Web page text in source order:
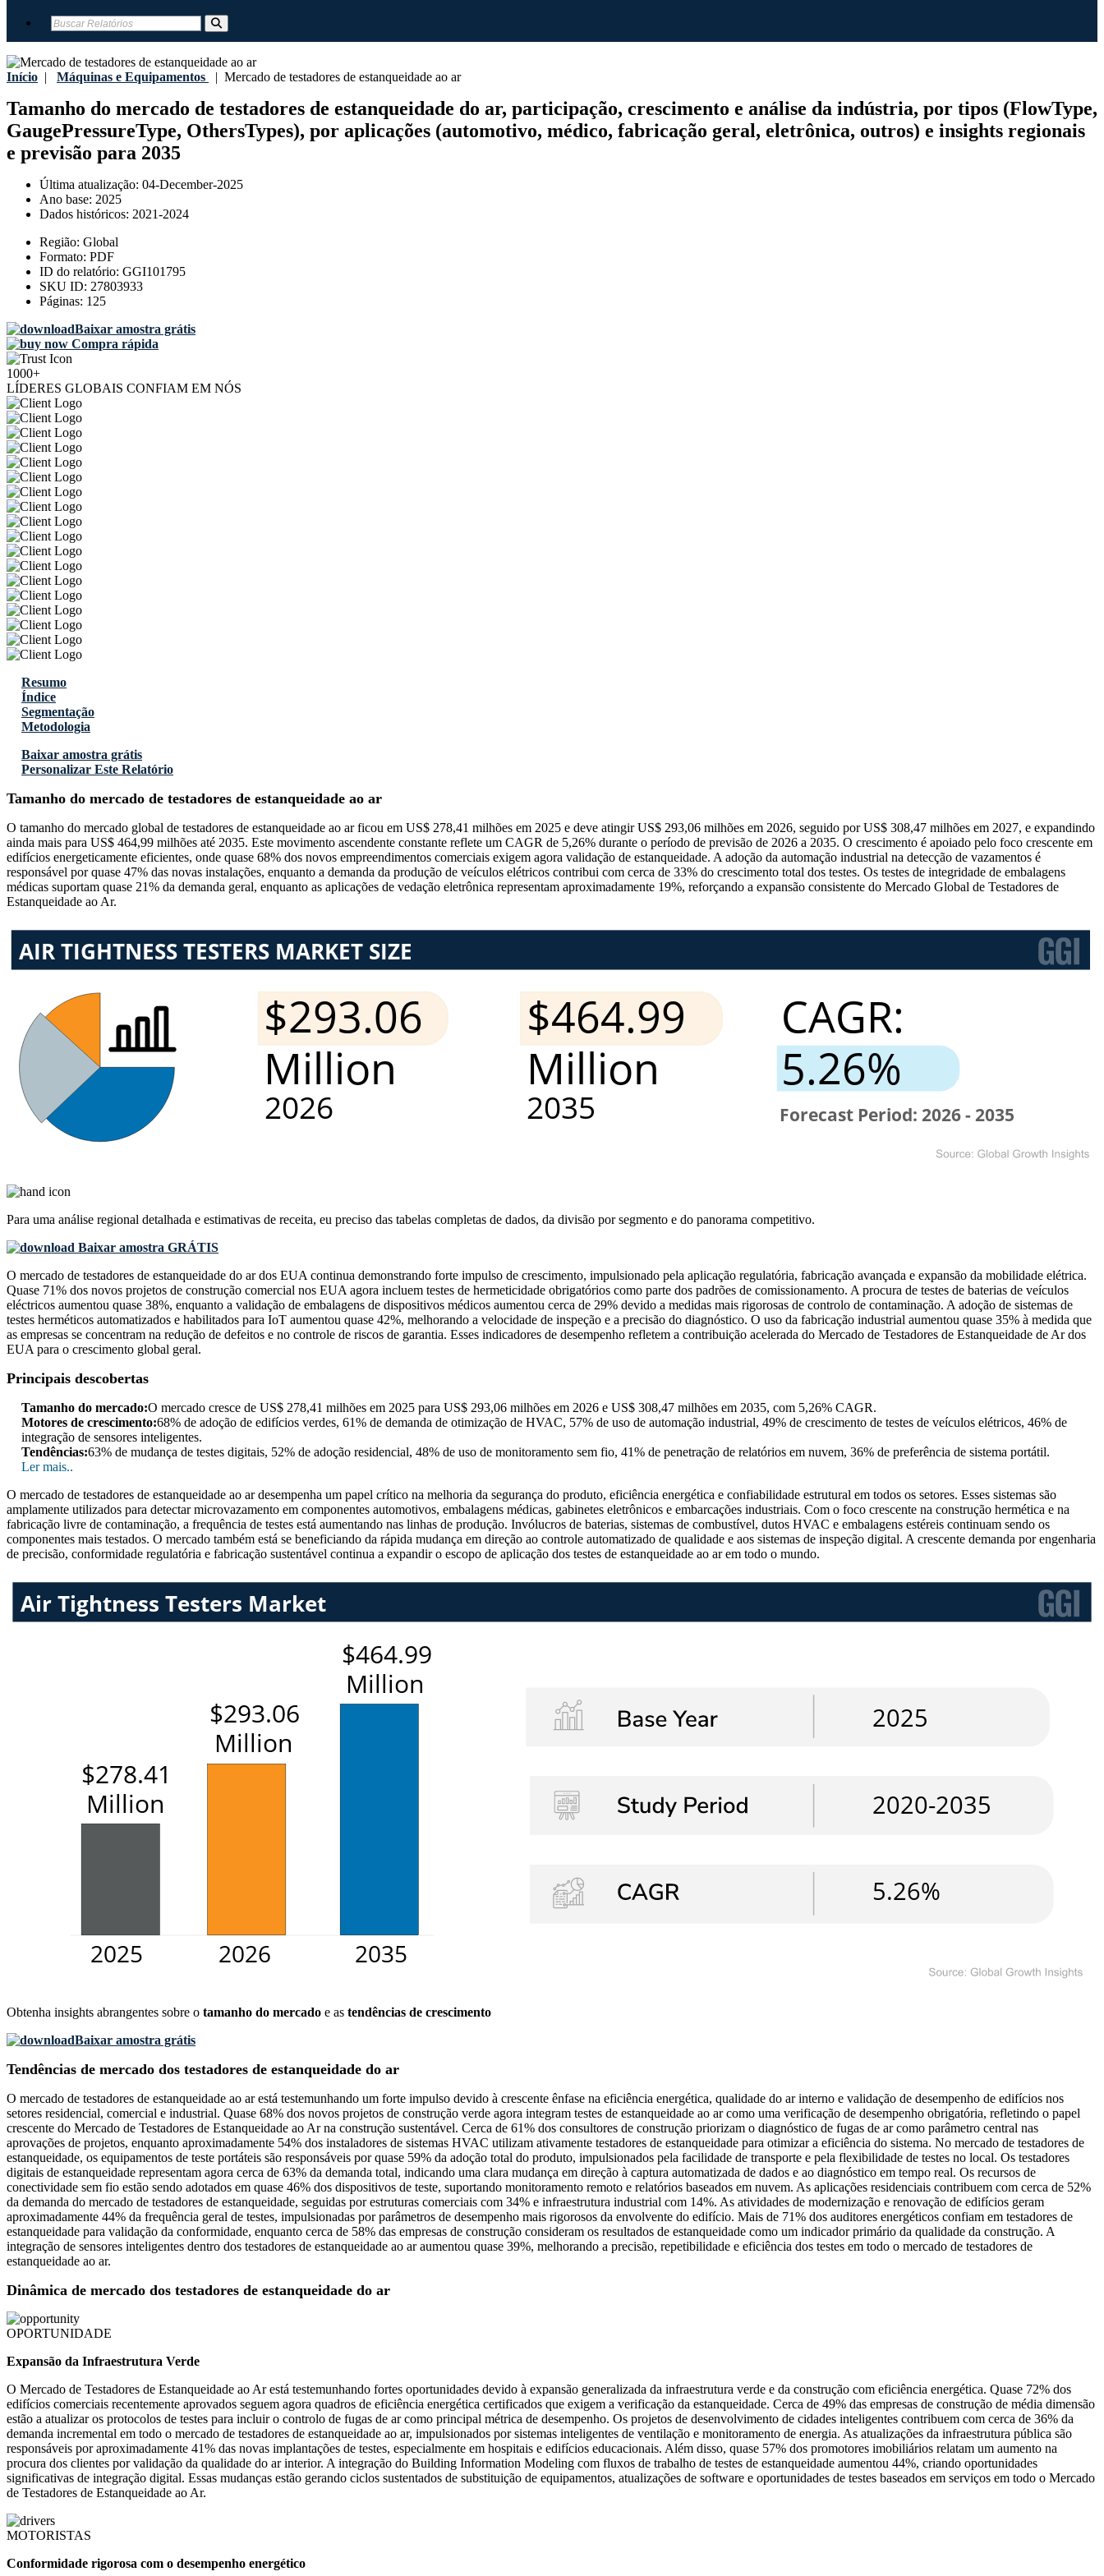
Início | Máquinas e Equipamentos | Mercado de testadores de estanqueidade ao ar
Tamanho do mercado de testadores de estanqueidade do ar, participação, crescimento e análise da indústria, por tipos (FlowType,
GaugePressureType, OthersTypes), por aplicações (automotivo, médico, fabricação geral, eletrônica, outros) e insights regionais
e previsão para 2035
Última atualização: 04-December-2025
Ano base: 2025
Dados históricos: 2021-2024
Região: Global
Formato: PDF
ID do relatório: GGI101795
SKU ID: 27803933
Páginas: 125
Baixar amostra grátis
Compra rápida
1000+
LÍDERES GLOBAIS CONFIAM EM NÓS
Resumo
Índice
Segmentação
Metodologia
Baixar amostra grátis
Personalizar Este Relatório
Tamanho do mercado de testadores de estanqueidade ao ar
O tamanho do mercado global de testadores de estanqueidade ao ar ficou em US$ 278,41 milhões em 2025 e deve atingir US$ 293,06 milhões em 2026, seguido por US$ 308,47 milhões em 2027, e expandindo
ainda mais para US$ 464,99 milhões até 2035. Este movimento ascendente constante reflete um CAGR de 5,26% durante o período de previsão de 2026 a 2035. O crescimento é apoiado pelo foco crescente em
edifícios energeticamente eficientes, onde quase 68% dos novos empreendimentos comerciais exigem agora validação de estanqueidade. A adoção da automação industrial na detecção de vazamentos é
responsável por quase 47% das novas instalações, enquanto a demanda da produção de veículos elétricos contribui com cerca de 33% do crescimento total dos testes. Os testes de integridade de embalagens
médicas suportam quase 21% da demanda geral, enquanto as aplicações de vedação eletrônica representam aproximadamente 19%, reforçando a expansão consistente do Mercado Global de Testadores de
Estanqueidade ao Ar.
Para uma análise regional detalhada e estimativas de receita, eu preciso das tabelas completas de dados, da divisão por segmento e do panorama competitivo.
Baixar amostra GRÁTIS
O mercado de testadores de estanqueidade do ar dos EUA continua demonstrando forte impulso de crescimento, impulsionado pela aplicação regulatória, fabricação avançada e expansão da mobilidade elétrica.
Quase 71% dos novos projetos de construção comercial nos EUA agora incluem testes de hermeticidade obrigatórios como parte dos padrões de comissionamento. A procura de testes de baterias de veículos
eléctricos aumentou quase 38%, enquanto a validação de embalagens de dispositivos médicos aumentou cerca de 29% devido a medidas mais rigorosas de controlo de contaminação. A adoção de sistemas de
testes herméticos automatizados e habilitados para IoT aumentou quase 42%, melhorando a velocidade de inspeção e a precisão do diagnóstico. O uso da fabricação industrial aumentou quase 35% à medida que
as empresas se concentram na redução de defeitos e no controle de riscos de garantia. Esses indicadores de desempenho refletem a contribuição acelerada do Mercado de Testadores de Estanqueidade de Ar dos
EUA para o crescimento global geral.
Principais descobertas
Tamanho do mercado:O mercado cresce de US$ 278,41 milhões em 2025 para US$ 293,06 milhões em 2026 e US$ 308,47 milhões em 2035, com 5,26% CAGR.
Motores de crescimento:68% de adoção de edifícios verdes, 61% de demanda de otimização de HVAC, 57% de uso de automação industrial, 49% de crescimento de testes de veículos elétricos, 46% de
integração de sensores inteligentes.
Tendências:63% de mudança de testes digitais, 52% de adoção residencial, 48% de uso de monitoramento sem fio, 41% de penetração de relatórios em nuvem, 36% de preferência de sistema portátil.
Ler mais..
O mercado de testadores de estanqueidade ao ar desempenha um papel crítico na melhoria da segurança do produto, eficiência energética e confiabilidade estrutural em todos os setores. Esses sistemas são
amplamente utilizados para detectar microvazamento em componentes automotivos, embalagens médicas, gabinetes eletrônicos e embarcações industriais. Com o foco crescente na construção hermética e na
fabricação livre de contaminação, a frequência de testes está aumentando nas linhas de produção. Invólucros de baterias, sistemas de combustível, dutos HVAC e embalagens estéreis continuam sendo os
componentes mais testados. O mercado também está se beneficiando da rápida mudança em direção ao controle automatizado de qualidade e aos sistemas de inspeção digital. A crescente demanda por engenharia
de precisão, conformidade regulatória e fabricação sustentável continua a expandir o escopo de aplicação dos testes de estanqueidade ao ar em todo o mundo.
Obtenha insights abrangentes sobre o tamanho do mercado e as tendências de crescimento
Baixar amostra grátis
Tendências de mercado dos testadores de estanqueidade do ar
O mercado de testadores de estanqueidade ao ar está testemunhando um forte impulso devido à crescente ênfase na eficiência energética, qualidade do ar interno e validação de desempenho de edifícios nos
setores residencial, comercial e industrial. Quase 68% dos novos projetos de construção verde agora integram testes de estanqueidade ao ar como uma verificação de desempenho obrigatória, refletindo o papel
crescente do Mercado de Testadores de Estanqueidade ao Ar na construção sustentável. Cerca de 61% dos consultores de construção priorizam o diagnóstico de fugas de ar como parâmetro central nas
aprovações de projetos, enquanto aproximadamente 54% dos instaladores de sistemas HVAC utilizam ativamente testadores de estanqueidade para otimizar a eficiência do sistema. No mercado de testadores de
estanqueidade, os equipamentos de teste portáteis são responsáveis ​​por quase 59% da adoção total do produto, impulsionados pela facilidade de transporte e pela flexibilidade de testes no local. Os testadores
digitais de estanqueidade representam agora cerca de 63% da demanda total, indicando uma clara mudança em direção à captura automatizada de dados e ao diagnóstico em tempo real. Os recursos de
conectividade sem fio estão sendo adotados em quase 46% dos dispositivos de teste, suportando monitoramento remoto e relatórios baseados em nuvem. As aplicações residenciais contribuem com cerca de 52%
da demanda do mercado de testadores de estanqueidade, seguidas por estruturas comerciais com 34% e infraestrutura industrial com 14%. As atividades de modernização e renovação de edifícios geram
aproximadamente 44% da frequência geral de testes, impulsionadas por parâmetros de desempenho mais rigorosos da envolvente do edifício. Mais de 71% dos auditores energéticos confiam em testadores de
estanqueidade para validação da conformidade, enquanto cerca de 58% das empresas de construção consideram os resultados de estanqueidade como um indicador primário da qualidade da construção. A
integração de sensores inteligentes dentro dos testadores de estanqueidade ao ar aumentou quase 39%, melhorando a precisão, repetibilidade e eficiência dos testes em todo o mercado de testadores de
estanqueidade ao ar.
Dinâmica de mercado dos testadores de estanqueidade do ar
OPORTUNIDADE
Expansão da Infraestrutura Verde
O Mercado de Testadores de Estanqueidade ao Ar está testemunhando fortes oportunidades devido à expansão generalizada da infraestrutura verde e da construção com eficiência energética. Quase 72% dos
edifícios comerciais recentemente aprovados seguem agora quadros de eficiência energética certificados que exigem a verificação da estanqueidade. Cerca de 49% das empresas de construção de média dimensão
estão a atualizar os protocolos de testes para incluir o controlo de fugas de ar como principal métrica de desempenho. Os projetos de desenvolvimento de cidades inteligentes contribuem com cerca de 36% da
demanda incremental em todo o mercado de testadores de estanqueidade ao ar, impulsionados por sistemas inteligentes de ventilação e monitoramento de energia. As atualizações da infraestrutura pública são
responsáveis ​​por aproximadamente 41% das novas implantações de testes, especialmente em hospitais e edifícios educacionais. Além disso, quase 57% dos promotores imobiliários relatam um aumento na
procura dos clientes por validação da qualidade do ar interior. A integração do Building Information Modeling com fluxos de trabalho de testes de estanqueidade aumentou 44%, criando oportunidades
significativas de integração digital. Essas mudanças estão gerando ciclos sustentados de substituição de equipamentos, atualizações de software e oportunidades de testes baseados em serviços em todo o Mercado
de Testadores de Estanqueidade ao Ar.
MOTORISTAS
Conformidade rigorosa com o desempenho energético